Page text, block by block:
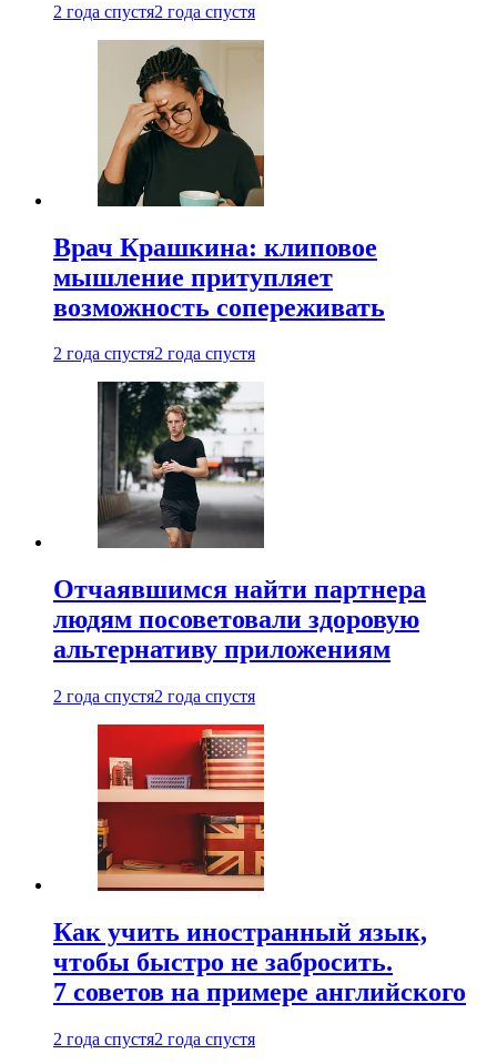
2 года спустя2 года спустя
Врач Крашкина: клиповое
мышление притупляет
возможность сопереживать
2 года спустя2 года спустя
Отчаявшимся найти партнера
людям посоветовали здоровую
альтернативу приложениям
2 года спустя2 года спустя
Как учить иностранный язык,
чтобы быстро не забросить.
7 советов на примере английского
2 года спустя2 года спустя